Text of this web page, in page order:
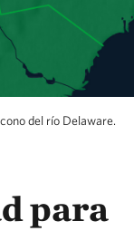
del río Delaware.
para